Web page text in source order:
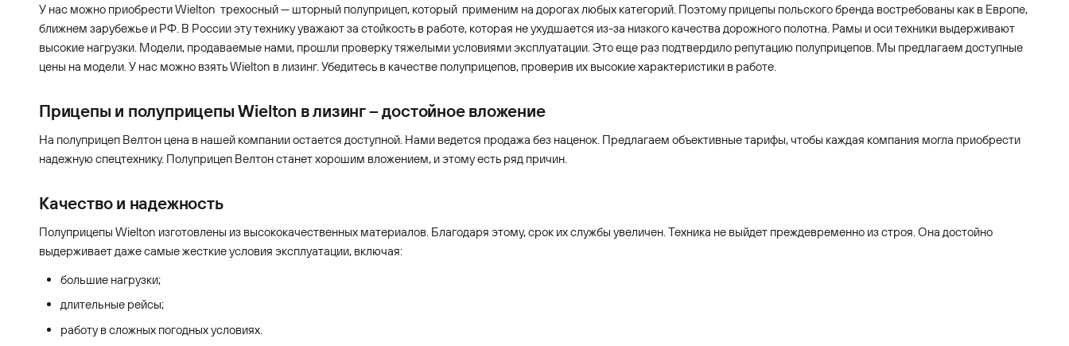
У нас можно приобрести Wielton трехосный — шторный полуприцеп, который применим на дорогах любых категорий. Поэтому прицепы польского бренда востребованы как в Европе,
ближнем зарубежье и РФ. В России эту технику уважают за стойкость в работе, которая не ухудшается из-за низкого качества дорожного полотна. Рамы и оси техники выдерживают
высокие нагрузки. Модели, продаваемые нами, прошли проверку тяжелыми условиями эксплуатации. Это еще раз подтвердило репутацию полуприцепов. Мы предлагаем доступные
цены на модели. У нас можно взять Wielton в лизинг. Убедитесь в качестве полуприцепов, проверив их высокие характеристики в работе.
Прицепы и полуприцепы Wielton в лизинг – достойное вложение
На полуприцеп Велтон цена в нашей компании остается доступной. Нами ведется продажа без наценок. Предлагаем объективные тарифы, чтобы каждая компания могла приобрести
надежную спецтехнику. Полуприцеп Велтон станет хорошим вложением, и этому есть ряд причин.
Качество и надежность
Полуприцепы Wielton изготовлены из высококачественных материалов. Благодаря этому, срок их службы увеличен. Техника не выйдет преждевременно из строя. Она достойно
выдерживает даже самые жесткие условия эксплуатации, включая:
большие нагрузки;
длительные рейсы;
работу в сложных погодных условиях.